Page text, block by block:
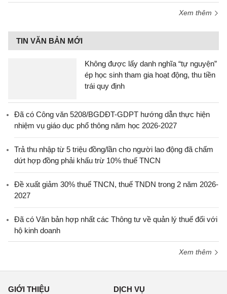
Xem thêm
TIN VĂN BẢN MỚI
Không được lấy danh nghĩa “tự nguyện”
ép học sinh tham gia hoạt động, thu tiền
trái quy định
Đã có Công văn 5208/BGDĐT-GDPT hướng dẫn thực hiện
nhiệm vụ giáo dục phổ thông năm học 2026-2027
Trả thu nhập từ 5 triệu đồng/lần cho người lao động đã chấm
dứt hợp đồng phải khấu trừ 10% thuế TNCN
Đề xuất giảm 30% thuế TNCN, thuế TNDN trong 2 năm 2026-
2027
Đã có Văn bản hợp nhất các Thông tư về quản lý thuế đối với
hộ kinh doanh
Xem thêm
GIỚI THIỆU DỊCH VỤ